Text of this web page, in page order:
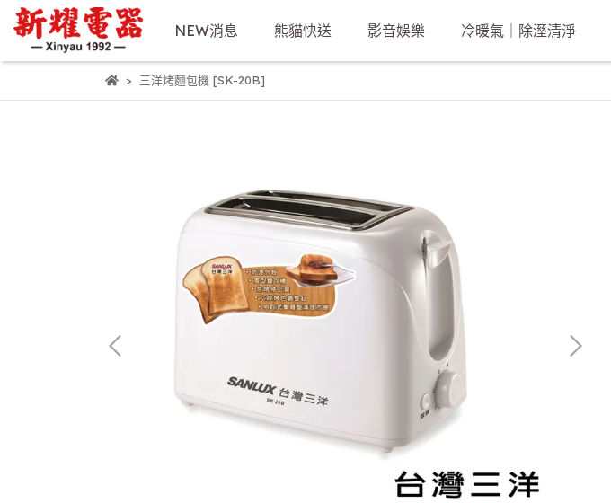
NEW消息 熊貓快送 影音娛樂 冷暖氣｜除溼清淨
三洋烤麵包機 [SK-20B]